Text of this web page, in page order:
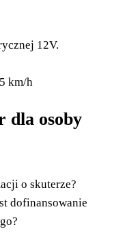
12V.
km/h
dla osoby
o skuterze?
dofinansowanie